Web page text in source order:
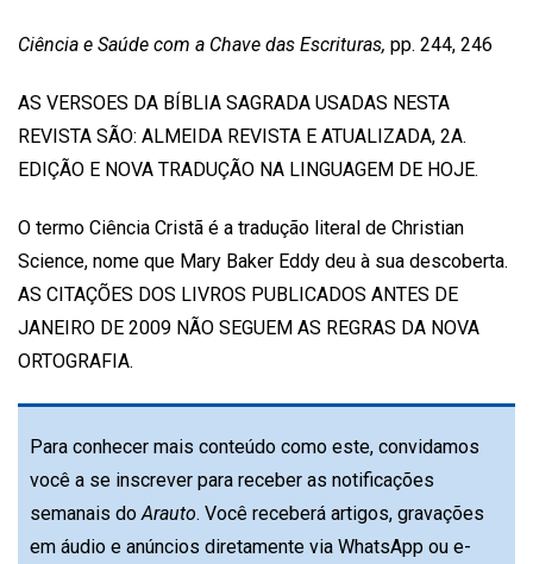
Ciência e Saúde com a Chave das Escrituras, pp. 244, 246
AS VERSOES DA BÍBLIA SAGRADA USADAS NESTA
REVISTA SÃO: ALMEIDA REVISTA E ATUALIZADA, 2A.
EDIÇÃO E NOVA TRADUÇÃO NA LINGUAGEM DE HOJE.
O termo Ciência Cristã é a tradução literal de Christian
Science, nome que Mary Baker Eddy deu à sua descoberta.
AS CITAÇÕES DOS LIVROS PUBLICADOS ANTES DE
JANEIRO DE 2009 NÃO SEGUEM AS REGRAS DA NOVA
ORTOGRAFIA.
Para conhecer mais conteúdo como este, convidamos
você a se inscrever para receber as notificações
semanais do Arauto. Você receberá artigos, gravações
em áudio e anúncios diretamente via WhatsApp ou e-